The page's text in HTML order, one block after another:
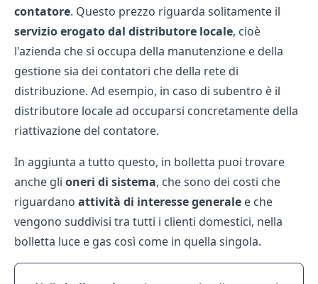
contatore. Questo prezzo riguarda solitamente il
servizio erogato dal distributore locale, cioè
l'azienda che si occupa della manutenzione e della
gestione sia dei contatori che della rete di
distribuzione. Ad esempio, in caso di subentro è il
distributore locale ad occuparsi concretamente della
riattivazione del contatore.
In aggiunta a tutto questo, in bolletta puoi trovare
anche gli oneri di sistema, che sono dei costi che
riguardano attività di interesse generale e che
vengono suddivisi tra tutti i clienti domestici, nella
bolletta luce e gas così come in quella singola.